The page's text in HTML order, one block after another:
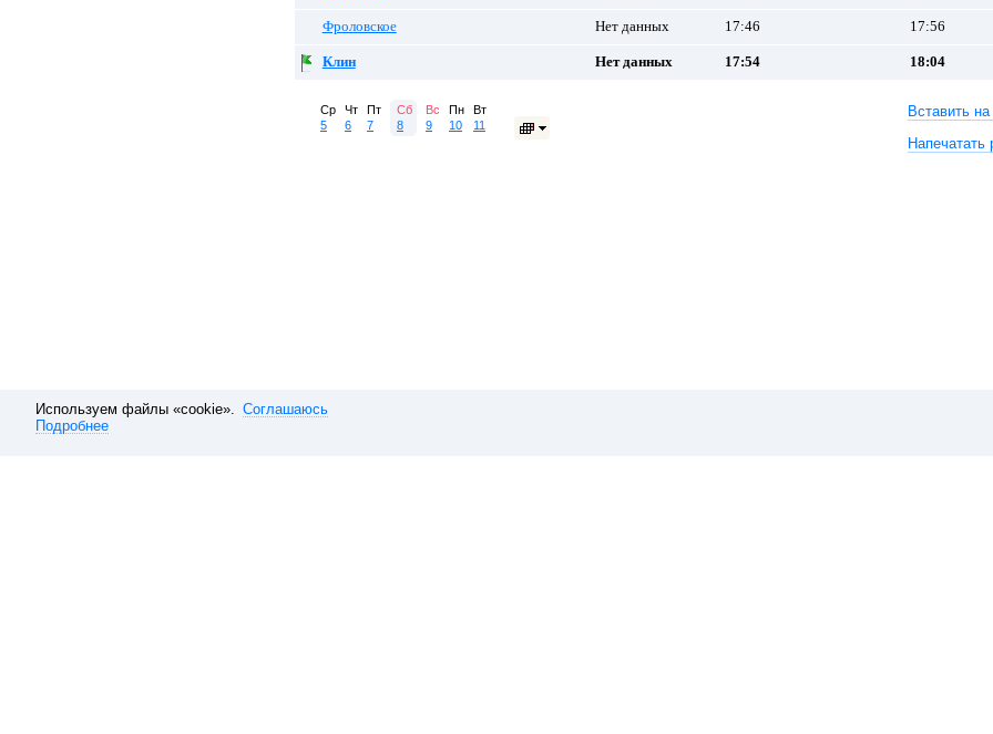
Фроловское Нет данных 17:46 17:56
Клин Нет данных 17:54 18:04
Ср
5
Чт
6
Пт
7
Сб
8
Вс
9
Пн
10
Вт
11
Вставить на
Напечатать
Используем файлы «cookie». Соглашаюсь
Подробнее